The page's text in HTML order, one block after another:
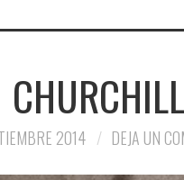
CHURCHILL
2014 DEJA UN